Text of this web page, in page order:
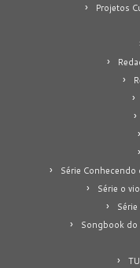
Projetos
Série
Série o
Songbook